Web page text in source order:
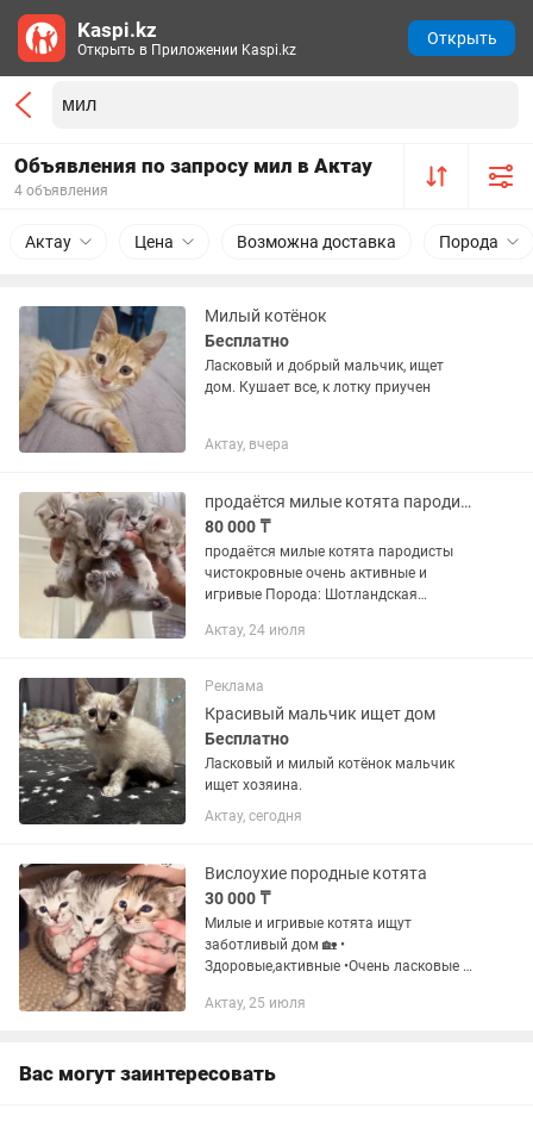
Объявления по запросу мил в Актау
4 объявления
Актау Цена Возможна доставка Порода
Милый котёнок
Бесплатно
Ласковый и добрый мальчик, ищет
дом. Кушает все, к лотку приучен
Актау, вчера
продаётся милые котята пародисты 100k
80 000 ₸
продаётся милые котята пародисты
чистокровные очень активные и
игривые Порода: Шотландская
100k-120k тг Мысықтар сатылады Тек
Актау, 24 июля
Реклама
Красивый мальчик ищет дом
Бесплатно
Ласковый и милый котёнок мальчик
ищет хозяина.
Актау, сегодня
Вислоухие породные котята
30 000 ₸
Милые и игривые котята ищут
заботливый дом 🏡 •
Здоровые,активные •Очень ласковые и
Актау, 25 июля
Вас могут заинтересовать
Kaspi.kz
Открыть в Приложении Kaspi.kz
Открыть